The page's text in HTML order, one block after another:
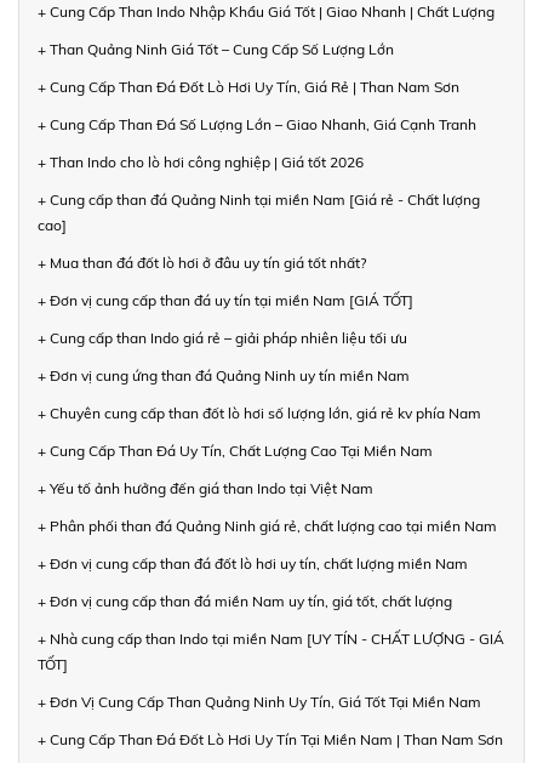
+ Cung Cấp Than Indo Nhập Khẩu Giá Tốt | Giao Nhanh | Chất Lượng
+ Than Quảng Ninh Giá Tốt – Cung Cấp Số Lượng Lớn
+ Cung Cấp Than Đá Đốt Lò Hơi Uy Tín, Giá Rẻ | Than Nam Sơn
+ Cung Cấp Than Đá Số Lượng Lớn – Giao Nhanh, Giá Cạnh Tranh
+ Than Indo cho lò hơi công nghiệp | Giá tốt 2026
+ Cung cấp than đá Quảng Ninh tại miền Nam [Giá rẻ - Chất lượng
cao]
+ Mua than đá đốt lò hơi ở đâu uy tín giá tốt nhất?
+ Đơn vị cung cấp than đá uy tín tại miền Nam [GIÁ TỐT]
+ Cung cấp than Indo giá rẻ – giải pháp nhiên liệu tối ưu
+ Đơn vị cung ứng than đá Quảng Ninh uy tín miền Nam
+ Chuyên cung cấp than đốt lò hơi số lượng lớn, giá rẻ kv phía Nam
+ Cung Cấp Than Đá Uy Tín, Chất Lượng Cao Tại Miền Nam
+ Yếu tố ảnh hưởng đến giá than Indo tại Việt Nam
+ Phân phối than đá Quảng Ninh giá rẻ, chất lượng cao tại miền Nam
+ Đơn vị cung cấp than đá đốt lò hơi uy tín, chất lượng miền Nam
+ Đơn vị cung cấp than đá miền Nam uy tín, giá tốt, chất lượng
+ Nhà cung cấp than Indo tại miền Nam [UY TÍN - CHẤT LƯỢNG - GIÁ
TỐT]
+ Đơn Vị Cung Cấp Than Quảng Ninh Uy Tín, Giá Tốt Tại Miền Nam
+ Cung Cấp Than Đá Đốt Lò Hơi Uy Tín Tại Miền Nam | Than Nam Sơn